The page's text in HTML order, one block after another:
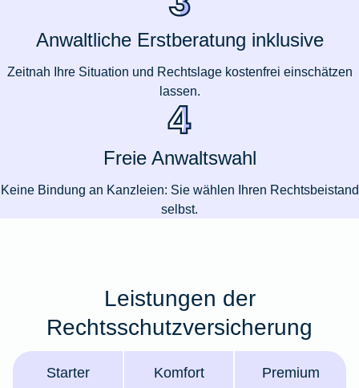
Anwaltliche Erstberatung inklusive
Zeitnah Ihre Situation und Rechtslage kostenfrei einschätzen
lassen.
Freie Anwaltswahl
Keine Bindung an Kanzleien: Sie wählen Ihren Rechtsbeistand
selbst.
Leistungen der
Rechtsschutzversicherung
Starter Komfort Premium